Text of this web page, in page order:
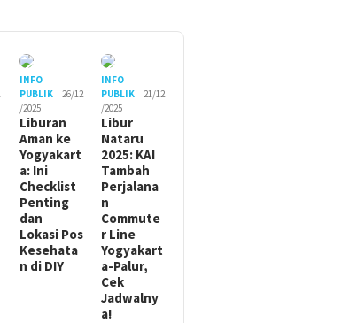
INFO
PUBLIK
26/12
/2025
Liburan
Aman ke
Yogyakart
a: Ini
Checklist
Penting
dan
Lokasi Pos
Kesehata
n di DIY
INFO
PUBLIK
21/12
/2025
Libur
Nataru
2025: KAI
Tambah
Perjalana
n
Commute
r Line
Yogyakart
a-Palur,
Cek
Jadwalny
a!